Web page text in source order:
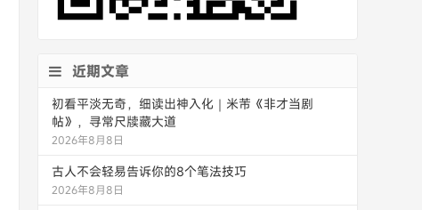
近期文章
初看平淡无奇，细读出神入化｜米芾《非才当剧
帖》，寻常尺牍藏大道
2026年8月8日
古人不会轻易告诉你的8个笔法技巧
2026年8月8日